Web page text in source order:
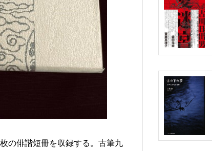
の俳諧短冊を収録する。古筆九